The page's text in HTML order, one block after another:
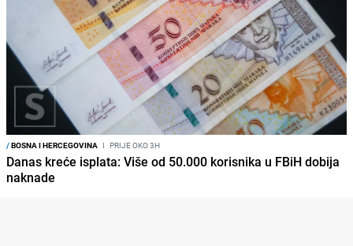
/BOSNA I HERCEGOVINA I PRIJE OKO 3H
Danas kreće isplata: Više od 50.000 korisnika u FBiH dobija
naknade